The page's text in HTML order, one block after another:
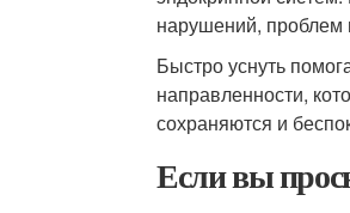
нарушений,
Быстро уснуть
направленности,
сохраняются и
Если вы